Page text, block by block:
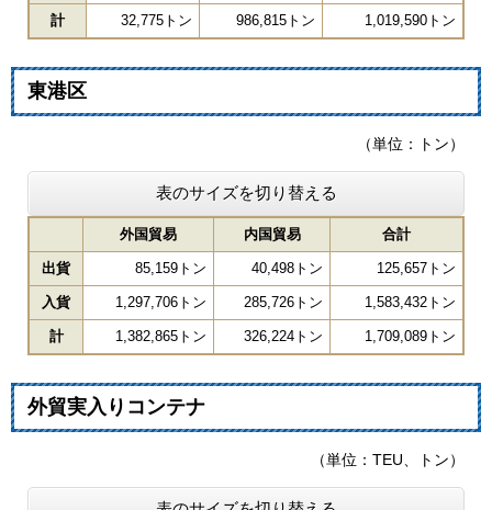
計 32,775トン 986,815トン 1,019,590トン
東港区
（単位：トン）
表のサイズを切り替える
外国貿易 内国貿易 合計
出貨 85,159トン 40,498トン 125,657トン
入貨 1,297,706トン 285,726トン 1,583,432トン
計 1,382,865トン 326,224トン 1,709,089トン
外貿実入りコンテナ
（単位：TEU、トン）